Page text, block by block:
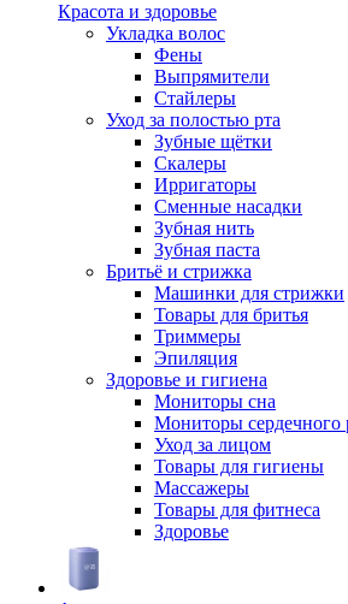
Красота и здоровье
Укладка волос
Фены
Выпрямители
Стайлеры
Уход за полостью рта
Зубные щётки
Скалеры
Ирригаторы
Сменные насадки
Зубная нить
Зубная паста
Бритьё и стрижка
Машинки для стрижки
Товары для бритья
Триммеры
Эпиляция
Здоровье и гигиена
Мониторы сна
Мониторы сердечного
Уход за лицом
Товары для гигиены
Массажеры
Товары для фитнеса
Здоровье